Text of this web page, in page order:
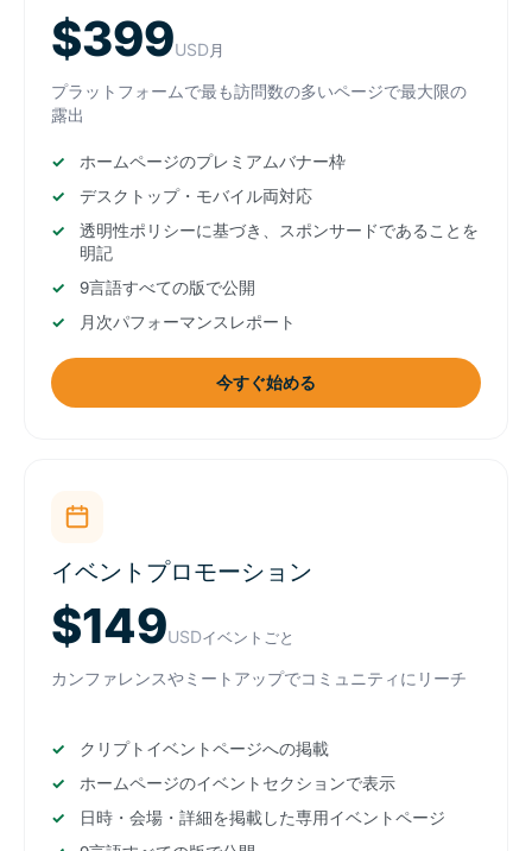
$399USD 月
プラットフォームで最も訪問数の多いページで最大限の
露出
ホームページのプレミアムバナー枠
デスクトップ・モバイル両対応
透明性ポリシーに基づき、スポンサードであることを
明記
9言語すべての版で公開
月次パフォーマンスレポート
今すぐ始める
イベントプロモーション
$149USDイベントごと
カンファレンスやミートアップでコミュニティにリーチ
クリプトイベントページへの掲載
ホームページのイベントセクションで表示
日時・会場・詳細を掲載した専用イベントページ